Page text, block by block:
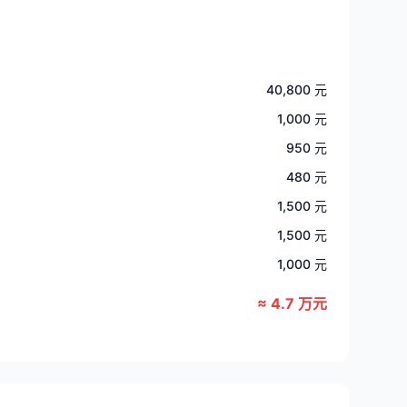
40,800 元
1,000 元
950 元
480 元
1,500 元
1,500 元
1,000 元
≈ 4.7 万元